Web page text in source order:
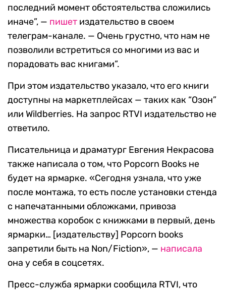
последний момент обстоятельства сложились
иначе”, — пишет издательство в своем
телеграм-канале. — Очень грустно, что нам не
позволили встретиться со многими из вас и
порадовать вас книгами”.
При этом издательство указало, что его книги
доступны на маркетплейсах — таких как “Озон”
или Wildberries. На запрос RTVI издательство не
ответило.
Писательница и драматург Евгения Некрасова
также написала о том, что Popсorn Books не
будет на ярмарке. «Сегодня узнала, что уже
после монтажа, то есть после установки стенда
с напечатанными обложками, привоза
множества коробок с книжками в первый, день
ярмарки… [издательству] Popcorn books
запретили быть на Non/Fiction», — написала
она у себя в соцсетях.
Пресс-служба ярмарки сообщила RTVI, что